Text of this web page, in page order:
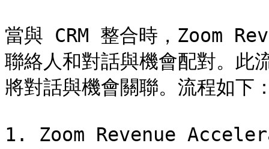
當與 CRM 整合時，Zoom
聯絡人和對話與機會配對。此
將對話與機會關聯。流程如下
1. Zoom Revenue